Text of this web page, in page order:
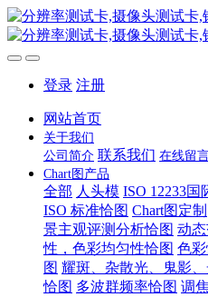
登录 注册
网站首页
关于我们
公司简介 联系我们 在线留
Chart图产品
全部 人头模 ISO 12233国
ISO 标准恰图 Chart图定制
景主观评测分析恰图 动
性，色彩均匀性恰图 色
图 耀斑、杂散光、鬼影
恰图 多波群频率恰图 调